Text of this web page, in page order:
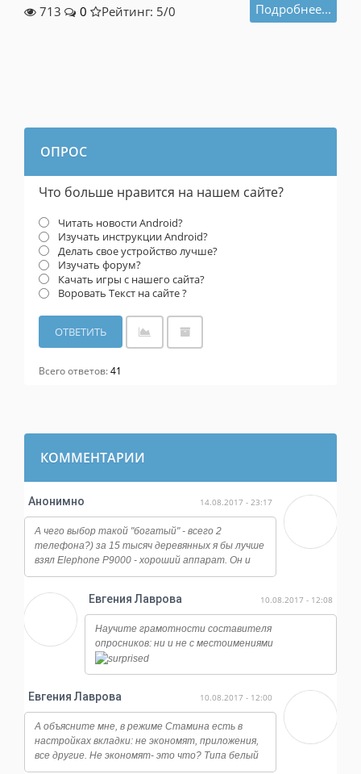
713 0 Рейтинг: 5/0 Подробнее...
ОПРОС
Что больше нравится на нашем сайте?
Читать новости Android?
Изучать инструкции Android?
Делать свое устройство лучше?
Изучать форум?
Качать игры с нашего сайта?
Воровать Текст на сайте ?
Всего ответов:41
КОММЕНТАРИИ
Анонимно 14.08.2017 - 23:17
А чего выбор такой "богатый" - всего 2
телефона?) за 15 тысяч деревянных я бы лучше
взял Elephone P9000 - хороший аппарат. Он и
работает ничуть не хуже, и камера у него
отличается от всех этих сяоми и мейзу по
дизайну, смотрится намного дороже.
Евгения Лаврова 10.08.2017 - 12:08
Научите грамотности составителя
опросников: ни и не с местоимениями
Евгения Лаврова 10.08.2017 - 12:00
А объясните мне, в режиме Стамина есть в
настройках вкладки: не экономят, приложения,
все другие. Не экономят- это что? Типа белый
список?